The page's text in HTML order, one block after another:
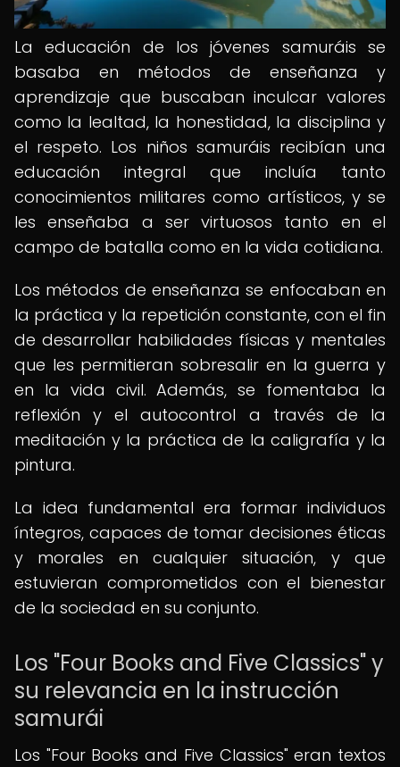
La educación de los jóvenes samuráis se
basaba en métodos de enseñanza y
aprendizaje que buscaban inculcar valores
como la lealtad, la honestidad, la disciplina y
el respeto. Los niños samuráis recibían una
educación integral que incluía tanto
conocimientos militares como artísticos, y se
les enseñaba a ser virtuosos tanto en el
campo de batalla como en la vida cotidiana.
Los métodos de enseñanza se enfocaban en
la práctica y la repetición constante, con el fin
de desarrollar habilidades físicas y mentales
que les permitieran sobresalir en la guerra y
en la vida civil. Además, se fomentaba la
reflexión y el autocontrol a través de la
meditación y la práctica de la caligrafía y la
pintura.
La idea fundamental era formar individuos
íntegros, capaces de tomar decisiones éticas
y morales en cualquier situación, y que
estuvieran comprometidos con el bienestar
de la sociedad en su conjunto.
Los "Four Books and Five Classics" y
su relevancia en la instrucción
samurái
Los "Four Books and Five Classics" eran textos